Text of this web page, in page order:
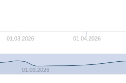
01.03.2026 01.04.2026
01.03.2026